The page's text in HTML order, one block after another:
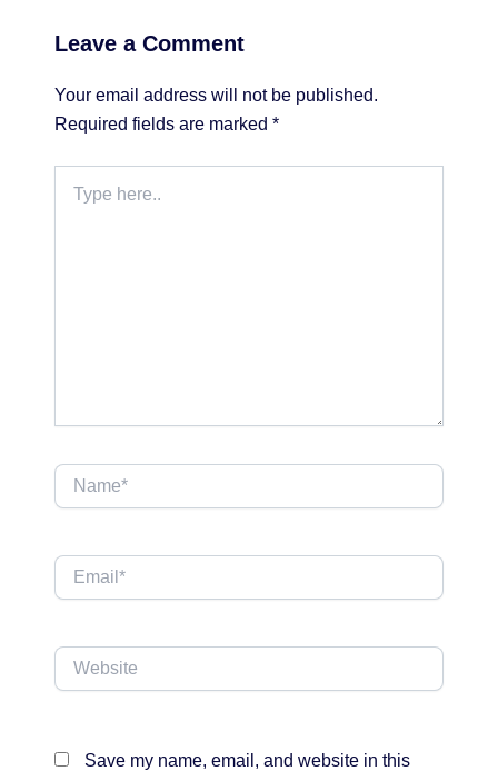
Leave a Comment
Your email address will not be published.
Required fields are marked *
here..
Name*
Email*
Website
Save my name, email, and website in this